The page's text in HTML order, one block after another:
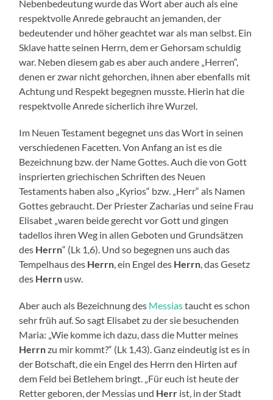
Nebenbedeutung wurde das Wort aber auch als eine
respektvolle Anrede gebraucht an jemanden, der
bedeutender und höher geachtet war als man selbst. Ein
Sklave hatte seinen Herrn, dem er Gehorsam schuldig
war. Neben diesem gab es aber auch andere „Herren“,
denen er zwar nicht gehorchen, ihnen aber ebenfalls mit
Achtung und Respekt begegnen musste. Hierin hat die
respektvolle Anrede sicherlich ihre Wurzel.
Im Neuen Testament begegnet uns das Wort in seinen
verschiedenen Facetten. Von Anfang an ist es die
Bezeichnung bzw. der Name Gottes. Auch die von Gott
insprierten griechischen Schriften des Neuen
Testaments haben also „Kyrios“ bzw. „Herr“ als Namen
Gottes gebraucht. Der Priester Zacharias und seine Frau
Elisabet „waren beide gerecht vor Gott und gingen
tadellos ihren Weg in allen Geboten und Grundsätzen
des Herrn“ (Lk 1,6). Und so begegnen uns auch das
Tempelhaus des Herrn, ein Engel des Herrn, das Gesetz
des Herrn usw.
Aber auch als Bezeichnung des Messiastaucht es schon
sehr früh auf. So sagt Elisabet zu der sie besuchenden
Maria: „Wie komme ich dazu, dass die Mutter meines
Herrnzu mir kommt?“ (Lk 1,43). Ganz eindeutig ist es in
der Botschaft, die ein Engel des Herrn den Hirten auf
dem Feld bei Betlehem bringt. „Für euch ist heute der
Retter geboren, der Messias und Herr ist, in der Stadt